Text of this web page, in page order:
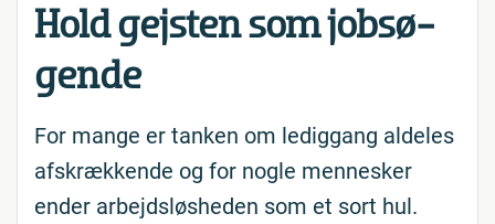
Hold gejsten som job­sø­
gen­de
For mange er tanken om lediggang aldeles
afskrækkende og for nogle mennesker
ender arbejdsløsheden som et sort hul.